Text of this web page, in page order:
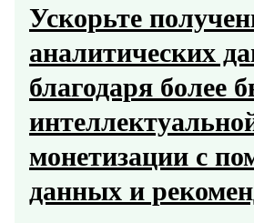
Ускорьте
аналитических
благодаря более
монетизации с
данных и